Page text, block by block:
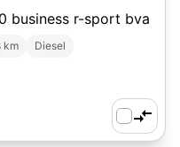
business r-sport bva
km
Diesel